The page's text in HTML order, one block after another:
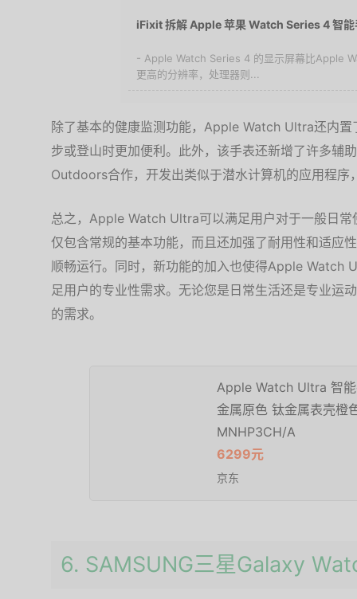
iFixit 拆解 Apple 苹果 Watch Series 4 智能
- Apple Watch Series 4 的显示屏幕比Apple
更高的分辨率，处理器则...
除了基本的健康监测功能，Apple Watch Ultra还内
步或登山时更加便利。此外，该手表还新增了许多辅
Outdoors合作，开发出类似于潜水计算机的应用程序
总之，Apple Watch Ultra可以满足用户对于一般日
仅包含常规的基本功能，而且还加强了耐用性和适应
顺畅运行。同时，新功能的加入也使得Apple Watch
足用户的专业性需求。无论您是日常生活还是专业运
的需求。
Apple Watch Ultra 智
金属原色 钛金属表壳橙
MNHP3CH/A
6299元
京东
6. SAMSUNG三星Galaxy